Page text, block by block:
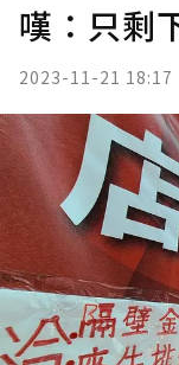
嘆：只剩
2023-11-21 18:17